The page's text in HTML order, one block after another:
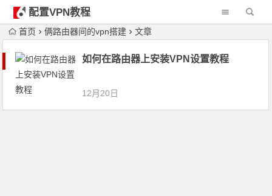
配置VPN教程
首页 俩路由器间的vpn搭建 文章
如何在路由器上安装VPN设置教程
12月20日